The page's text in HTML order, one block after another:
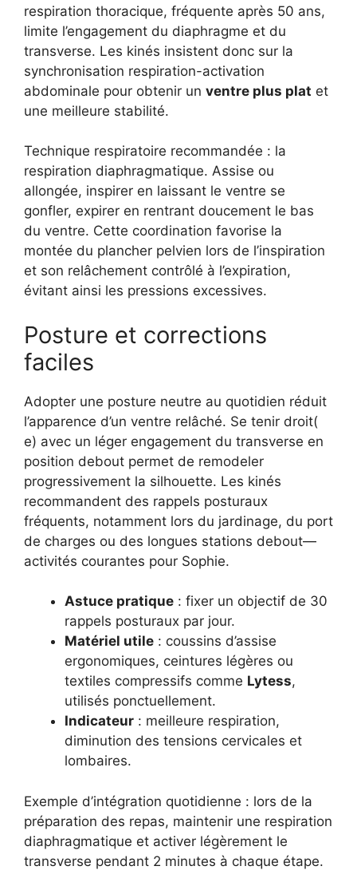
respiration thoracique, fréquente après 50 ans,
limite l’engagement du diaphragme et du
transverse. Les kinés insistent donc sur la
synchronisation respiration-activation
abdominale pour obtenir un ventre plus plat et
une meilleure stabilité.
Technique respiratoire recommandée : la
respiration diaphragmatique. Assise ou
allongée, inspirer en laissant le ventre se
gonfler, expirer en rentrant doucement le bas
du ventre. Cette coordination favorise la
montée du plancher pelvien lors de l’inspiration
et son relâchement contrôlé à l’expiration,
évitant ainsi les pressions excessives.
Posture et corrections
faciles
Adopter une posture neutre au quotidien réduit
l’apparence d’un ventre relâché. Se tenir droit(
e) avec un léger engagement du transverse en
position debout permet de remodeler
progressivement la silhouette. Les kinés
recommandent des rappels posturaux
fréquents, notamment lors du jardinage, du port
de charges ou des longues stations debout—
activités courantes pour Sophie.
Astuce pratique : fixer un objectif de 30
rappels posturaux par jour.
Matériel utile : coussins d’assise
ergonomiques, ceintures légères ou
textiles compressifs comme Lytess,
utilisés ponctuellement.
Indicateur : meilleure respiration,
diminution des tensions cervicales et
lombaires.
Exemple d’intégration quotidienne : lors de la
préparation des repas, maintenir une respiration
diaphragmatique et activer légèrement le
transverse pendant 2 minutes à chaque étape.